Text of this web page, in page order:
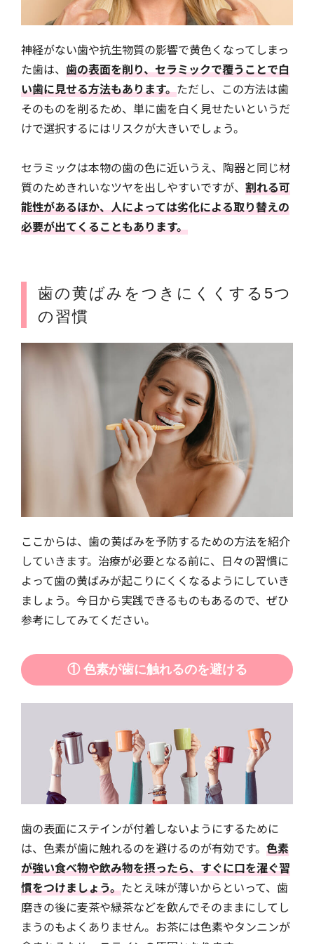
神経がない歯や抗生物質の影響で黄色くなってしまっ
た歯は、 歯の表面を削り、セラミックで覆うことで白
い歯に見せる方法もあります。ただし、この方法は歯
そのものを削るため、単に歯を白く見せたいというだ
けで選択するにはリスクが大きいでしょう。
セラミックは本物の歯の色に近いうえ、陶器と同じ材
質のためきれいなツヤを出しやすいですが、 割れる可
能性があるほか、人によっては劣化による取り替えの
必要が出てくることもあります。
歯の黄ばみをつきにくくする5つ
の習慣
ここからは、歯の黄ばみを予防するための方法を紹介
していきます。治療が必要となる前に、日々の習慣に
よって歯の黄ばみが起こりにくくなるようにしていき
ましょう。今日から実践できるものもあるので、ぜひ
参考にしてみてください。
① 色素が歯に触れるのを避ける
歯の表面にステインが付着しないようにするために
は、色素が歯に触れるのを避けるのが有効です。 色素
が強い食べ物や飲み物を摂ったら、すぐに口を濯ぐ習
慣をつけましょう。たとえ味が薄いからといって、歯
磨きの後に麦茶や緑茶などを飲んでそのままにしてし
まうのもよくありません。お茶には色素やタンニンが